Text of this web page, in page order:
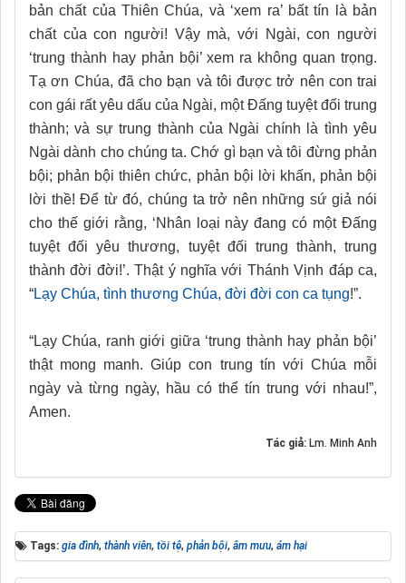
bản chất của Thiên Chúa, và ‘xem ra’ bất tín là bản
chất của con người! Vậy mà, với Ngài, con người
‘trung thành hay phản bội’ xem ra không quan trọng.
Tạ ơn Chúa, đã cho bạn và tôi được trở nên con trai
con gái rất yêu dấu của Ngài, một Đấng tuyệt đối trung
thành; và sự trung thành của Ngài chính là tình yêu
Ngài dành cho chúng ta. Chớ gì bạn và tôi đừng phản
bội; phản bội thiên chức, phản bội lời khấn, phản bội
lời thề! Để từ đó, chúng ta trở nên những sứ giả nói
cho thế giới rằng, ‘Nhân loại này đang có một Đấng
tuyệt đối yêu thương, tuyệt đối trung thành, trung
thành đời đời!’. Thật ý nghĩa với Thánh Vịnh đáp ca,
“Lạy Chúa, tình thương Chúa, đời đời con ca tụng!”.
“Lạy Chúa, ranh giới giữa ‘trung thành hay phản bội’
thật mong manh. Giúp con trung tín với Chúa mỗi
ngày và từng ngày, hầu có thể tín trung với nhau!”,
Amen.
Tác giả: Lm. Minh Anh
Tags: gia đình, thành viên, tồi tệ, phản bội, âm mưu, ám hại